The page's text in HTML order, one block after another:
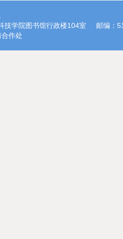
技学院图书馆行政楼104室
邮编：
作处